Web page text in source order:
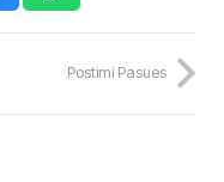
Postimi Pasues